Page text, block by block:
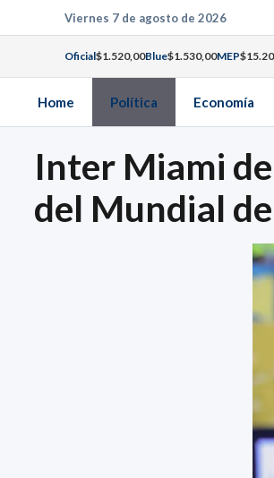
al
contenido
Viernes 7 de agosto de 2026
Oficial$1.520,00Blue$1.530,00MEP
Home Política Economía
Inter Miami
del Mundial